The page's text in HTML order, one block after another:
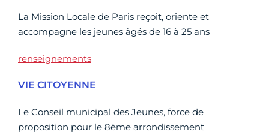
La Mission Locale de Paris reçoit, oriente et
accompagne les jeunes âgés de 16 à 25 ans
renseignements
VIE CITOYENNE
Le Conseil municipal des Jeunes, force de
proposition pour le 8ème arrondissement